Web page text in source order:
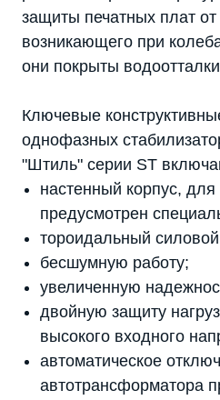
защиты печатных плат от
возникающего при
они покрыты
Ключевые
однофазных
"Штиль" серии ST
настенный корпус, для
предусмотрен
тороидальный
бесшумную работу;
увеличенную
двойную защиту
высокого входного
автоматическое
автотрансформатора